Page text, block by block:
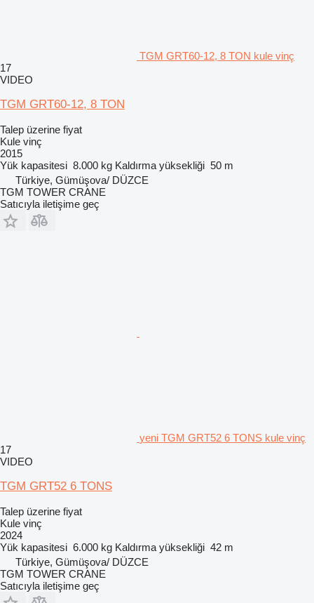
TGM GRT60-12, 8 TON kule vinç
17
VIDEO
TGM GRT60-12, 8 TON
Talep üzerine fiyat
Kule vinç
2015
Yük kapasitesi 8.000 kg Kaldırma yüksekliği 50 m
Türkiye, Gümüşova/ DÜZCE
TGM TOWER CRANE
Satıcıyla iletişime geç
yeni TGM GRT52 6 TONS kule vinç
17
VIDEO
TGM GRT52 6 TONS
Talep üzerine fiyat
Kule vinç
2024
Yük kapasitesi 6.000 kg Kaldırma yüksekliği 42 m
Türkiye, Gümüşova/ DÜZCE
TGM TOWER CRANE
Satıcıyla iletişime geç